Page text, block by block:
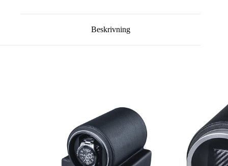
Beskrivning